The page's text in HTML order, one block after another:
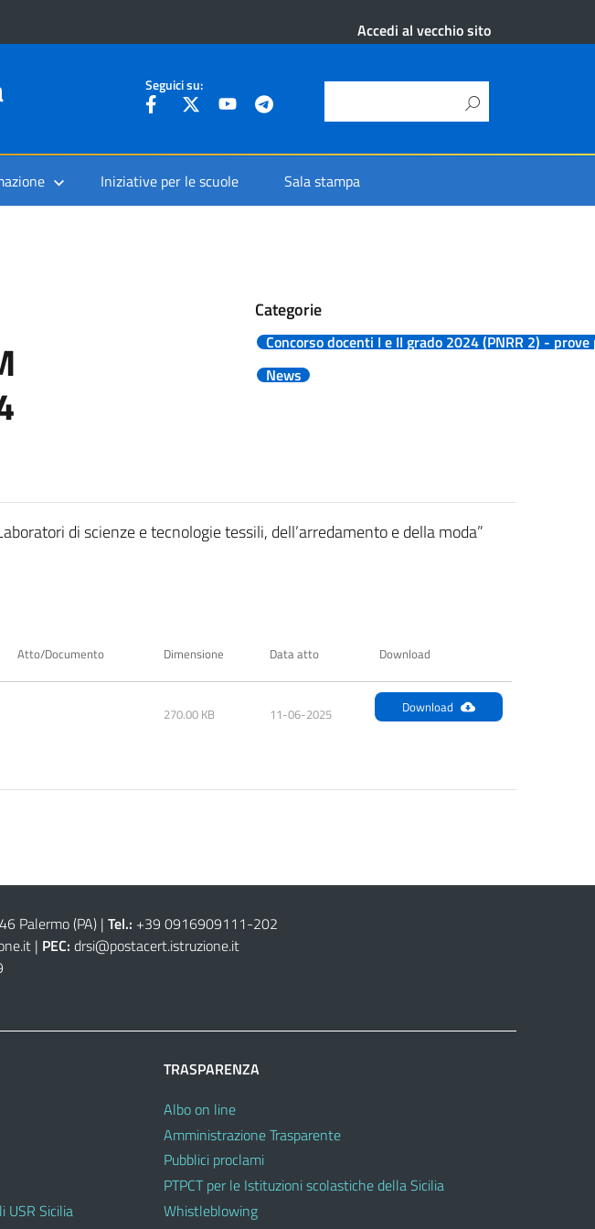
Accedi al vecchio sito
Seguici su:
Iniziative per le scuole Sala stampa
Categorie
Concorso docenti I e II grado 2024 (PNRR 2) -
News
di scienze e tecnologie tessili, dell’arredamento e della moda”
Atto/Documento Dimensione Data atto Download
270.00 KB 11-06-2025 Download
Palermo (PA)| Tel.: +39 0916909111-202
| PEC: drsi@postacert.istruzione.it
USR Sicilia
TRASPARENZA
Albo on line
Amministrazione Trasparente
Pubblici proclami
PTPCT per le Istituzioni scolastiche della Sicilia
Whistleblowing